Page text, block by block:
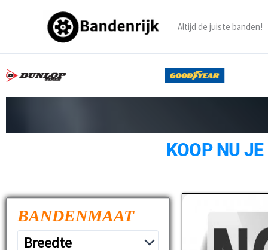
inhoud
Altijd de juiste banden!
KOOP NU
BANDENMAAT